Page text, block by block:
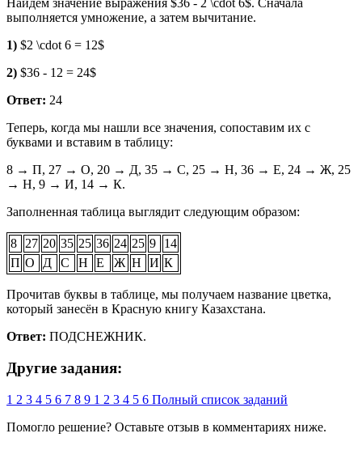
Найдем значение выражения $36 - 2 \cdot 6$. Сначала
выполняется умножение, а затем вычитание.
1) $2 \cdot 6 = 12$
2) $36 - 12 = 24$
Ответ: 24
Теперь, когда мы нашли все значения, сопоставим их с
буквами и вставим в таблицу:
8 → П, 27 → О, 20 → Д, 35 → С, 25 → Н, 36 → Е, 24 → Ж, 25
→ Н, 9 → И, 14 → К.
Заполненная таблица выглядит следующим образом:
8 27 20 35 25 36 24 25 9
14
П О Д С Н Е Ж Н И К
Прочитав буквы в таблице, мы получаем название цветка,
который занесён в Красную книгу Казахстана.
Ответ: ПОДСНЕЖНИК.
Другие задания:
1 2 3 4 5 6 7 8 9 1 2 3 4 5 6 Полный список заданий
Помогло решение? Оставьте отзыв в комментариях ниже.